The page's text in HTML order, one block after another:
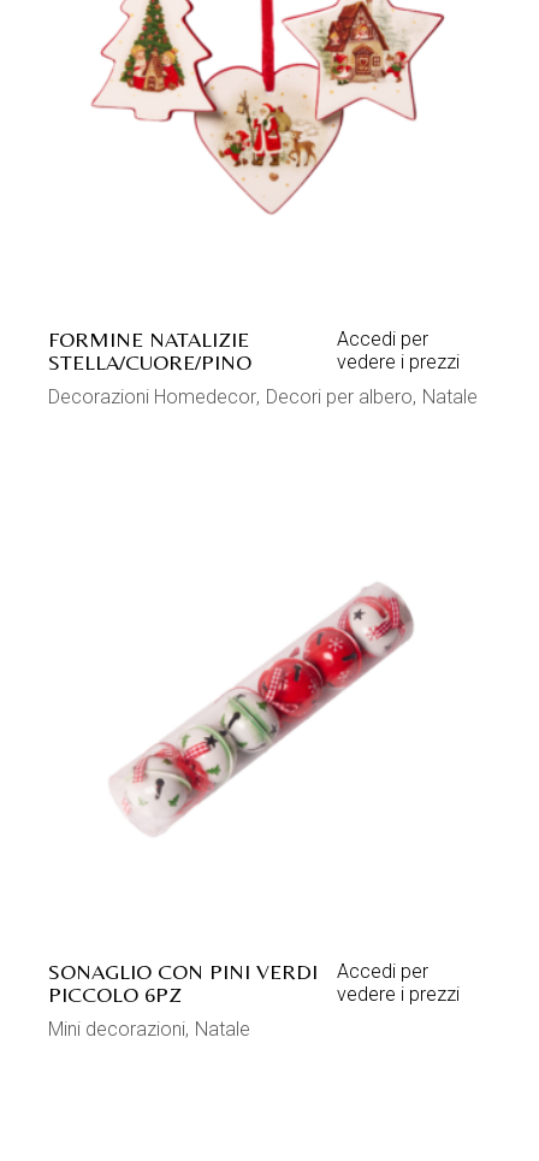
FORMINE NATALIZIE
STELLA/CUORE/PINO
Accedi per
vedere i prezzi
Decorazioni Homedecor Decori per albero Natale
SONAGLIO CON PINI VERDI
PICCOLO 6PZ
Accedi per
vedere i prezzi
Mini decorazioni Natale